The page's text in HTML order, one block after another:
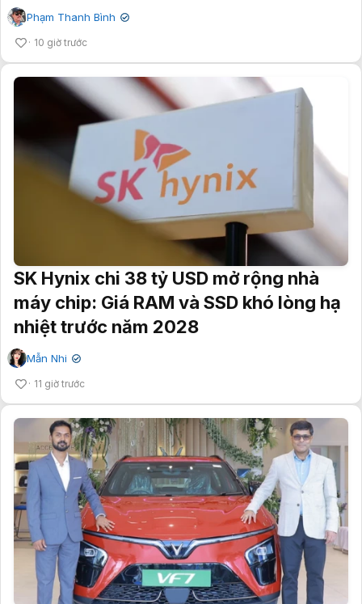
Phạm Thanh Bình ✔
10 giờ trước
SK Hynix chi 38 tỷ USD mở rộng nhà
máy chip: Giá RAM và SSD khó lòng hạ
nhiệt trước năm 2028
Mẫn Nhi ✔
11 giờ trước